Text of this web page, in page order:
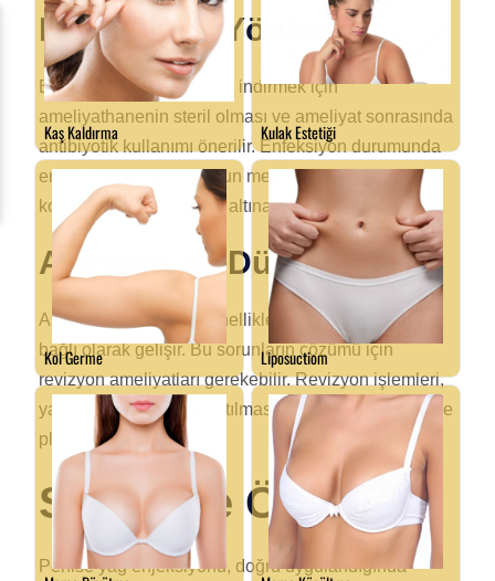
Enfeksiyon Yönetimi
Enfeksiyon riskini en aza indirmek için
ameliyathanenin steril olması ve ameliyat sonrasında
antibiyotik kullanımı önerilir. Enfeksiyon durumunda
erken müdahale ve uygun medikal tedavi ile
komplikasyonlar kontrol altına alınabilir.
Asimetri ve Düğümler
Asimetri ve nodüller genellikle cerrahi tekniklere
bağlı olarak gelişir. Bu sorunların çözümü için
revizyon ameliyatları gerekebilir. Revizyon işlemleri,
yağın doğru ve eşit dağıtılması için dikkatli bir şekilde
planlanmalıdır.
Sonuç ve Öneriler
Penise yağ enjeksiyonu, doğru uygulandığında